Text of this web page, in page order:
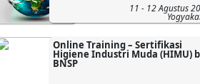
11 - 12 Agustus
Online Training – Sertifikasi
Higiene Industri Muda (HIMU)
BNSP